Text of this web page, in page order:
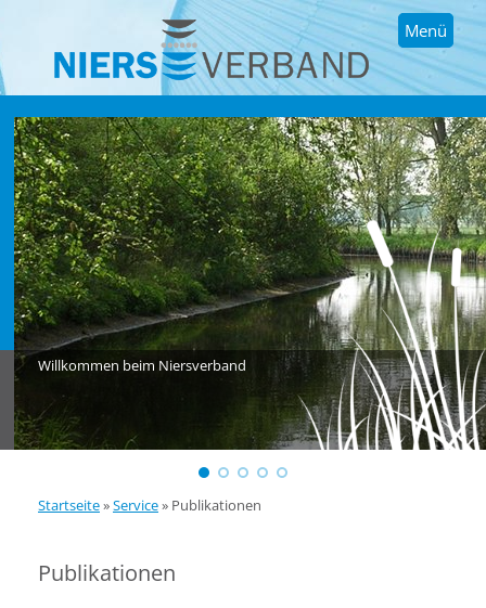
Menü
Willkommen beim Niersverband
Startseite»Service» Publikationen
Publikationen